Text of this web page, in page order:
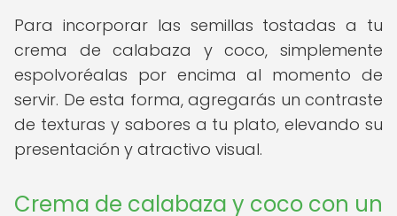
Para incorporar las semillas tostadas a tu
crema de calabaza y coco, simplemente
espolvoréalas por encima al momento de
servir. De esta forma, agregarás un contraste
de texturas y sabores a tu plato, elevando su
presentación y atractivo visual.
Crema de calabaza y coco con un